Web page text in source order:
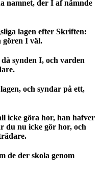
namnet, der I af nämnde
lagen efter Skriften:
gören I väl.
synden I, och varden
och syndar på ett,
icke göra hor, han hafver
du nu icke gör hor, och
de der skola genom